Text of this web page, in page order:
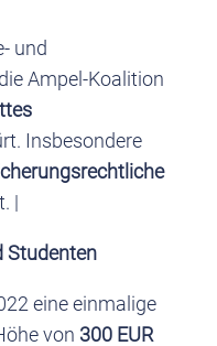
und
Ampel-Koalition
Insbesondere
|
Studenten
eine einmalige
von 300 EUR